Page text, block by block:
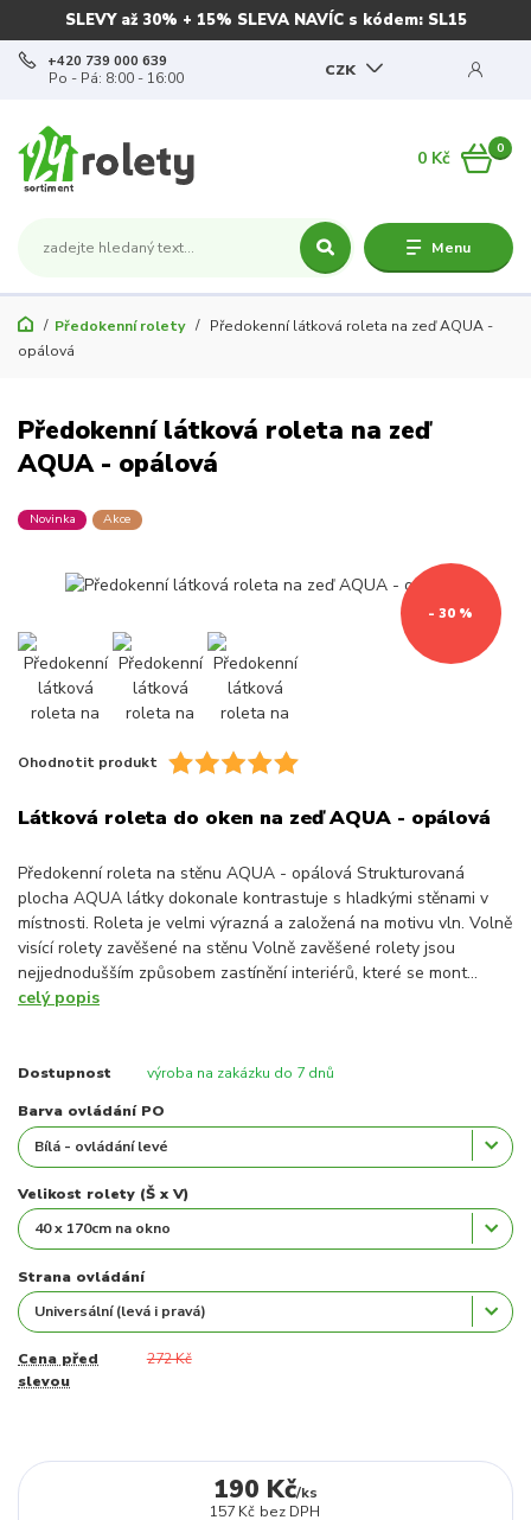
SLEVY až 30% + 15% SLEVA NAVÍC s kódem: SL15
Menu
CZK
+420 739 000 639
Po - Pá: 8:00 - 16:00
0
0 Kč
Předokenní rolety
Předokenní látková roleta na zeď AQUA -
opálová
Předokenní látková roleta na zeď
AQUA - opálová
Novinka Akce
- 30 %
Ohodnotit produkt
Látková roleta do oken na zeď AQUA - opálová
Předokenní roleta na stěnu AQUA - opálová Strukturovaná
plocha AQUA látky dokonale kontrastuje s hladkými stěnami v
místnosti. Roleta je velmi výrazná a založená na motivu vln. Volně
visící rolety zavěšené na stěnu Volně zavěšené rolety jsou
nejjednodušším způsobem zastínění interiérů, které se mont...
celý popis
Dostupnost výroba na zakázku do 7 dnů
Barva ovládání PO
Velikost rolety (Š x V)
Strana ovládání
Cena před
slevou
272 Kč
190 Kč/ks
157 Kč bez DPH